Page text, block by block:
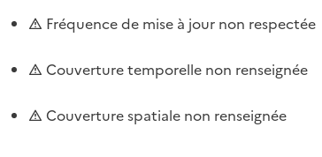
Fréquence de mise à jour non respectée
Couverture temporelle non renseignée
Couverture spatiale non renseignée